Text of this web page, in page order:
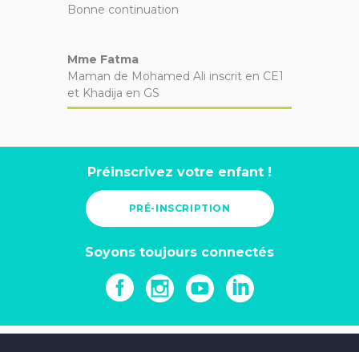
Bonne continuation
Mme Fatma
Maman de Mohamed Ali inscrit en CE1
et Khadija en GS
Préinscrivez votre enfant !
PRÉ-INSCRIPTION
Soyons toujours connectés